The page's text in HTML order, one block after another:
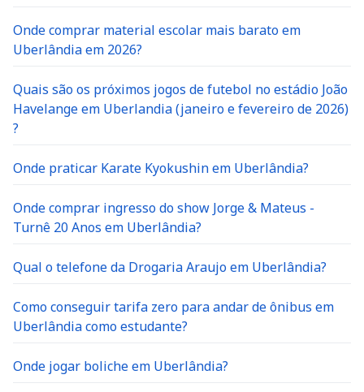
Onde comprar material escolar mais barato em
Uberlândia em 2026?
Quais são os próximos jogos de futebol no estádio João
Havelange em Uberlandia (janeiro e fevereiro de 2026)
?
Onde praticar Karate Kyokushin em Uberlândia?
Onde comprar ingresso do show Jorge & Mateus -
Turnê 20 Anos em Uberlândia?
Qual o telefone da Drogaria Araujo em Uberlândia?
Como conseguir tarifa zero para andar de ônibus em
Uberlândia como estudante?
Onde jogar boliche em Uberlândia?